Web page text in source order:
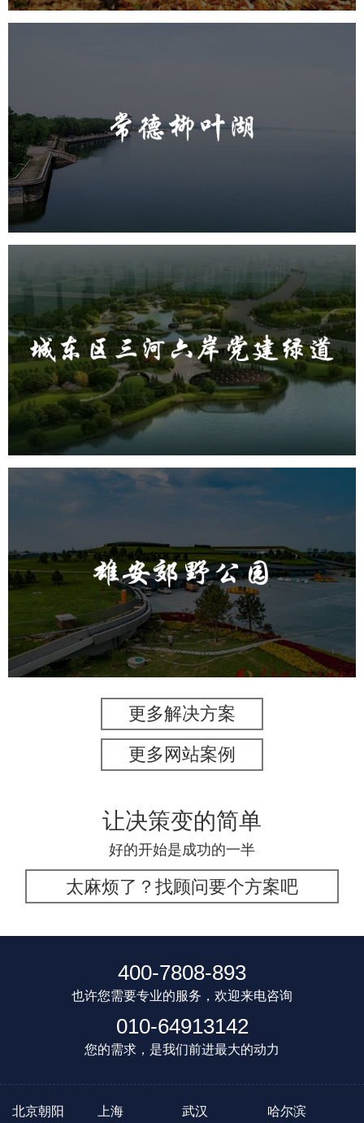
旅游休闲
城东区三河六岸党建绿道
旅游休闲 公园 AI人工智能 智慧公园
智能步道
AR太极
智能大数据平台
旅游休闲 公园 AI人工智能 智慧公园
智能照明系统
智能垃圾桶
更多解决方案
更多网站案例
让决策变的简单
好的开始是成功的一半
太麻烦了？找顾问要个方案吧
400-7808-893
也许您需要专业的服务，欢迎来电咨询
010-64913142
您的需求，是我们前进最大的动力
北京朝阳 上海 武汉 哈尔滨